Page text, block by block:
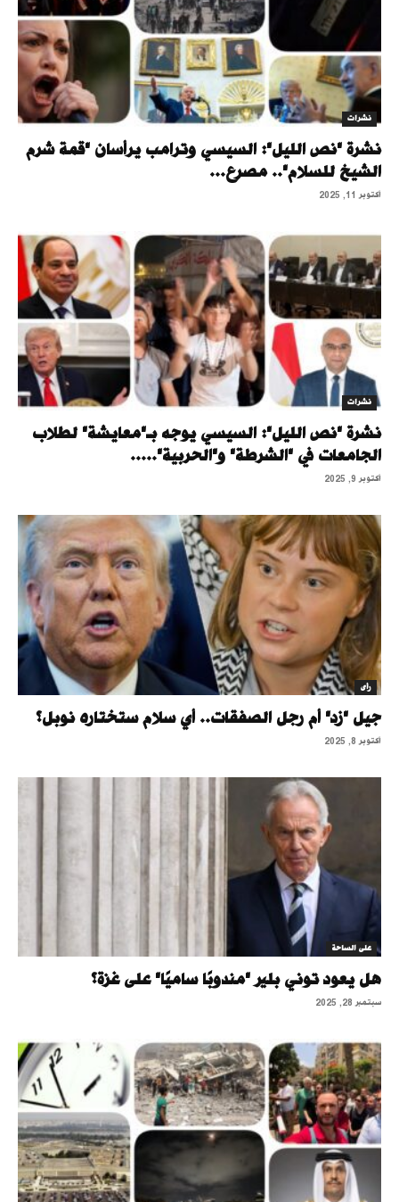
نشرات
نشرة "نص الليل": السيسي وترامب يرأسان "قمة شرم
الشيخ للسلام".. مصرع...
أكتوبر 11, 2025
نشرات
نشرة "نص الليل": السيسي يوجه بـ"معايشة" لطلاب
الجامعات في "الشرطة" و"الحربية".....
أكتوبر 9, 2025
رأى
جيل "زد" أم رجل الصفقات.. أي سلام ستختاره نوبل؟
أكتوبر 8, 2025
على الساحة
هل يعود توني بلير "مندوبًا ساميًا" على غزة؟
سبتمبر 28, 2025